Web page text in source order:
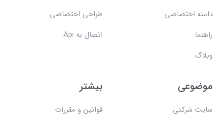
دامنه اختصاصی
راهنما
وبلاگ
طراحی اختصاصی
اتصال به Api
موضوعی
سایت شرکتی
بیشتر
قوانین و مقررات